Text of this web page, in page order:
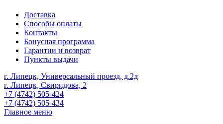
Доставка
Способы оплаты
Контакты
Бонусная программа
Гарантии и возврат
Пункты выдачи
г. Липецк, Универсальный проезд, д.2д
г. Липецк, Свиридова, 2
+7 (4742) 505-424
+7 (4742) 505-434
Главное меню